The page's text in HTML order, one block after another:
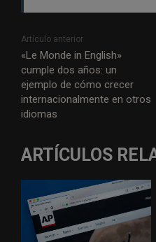
Artículo anterior
«Le Monde in English»
cumple dos años: un
ejemplo de cómo crecer
internacionalmente en otros
idiomas
ARTÍCULOS